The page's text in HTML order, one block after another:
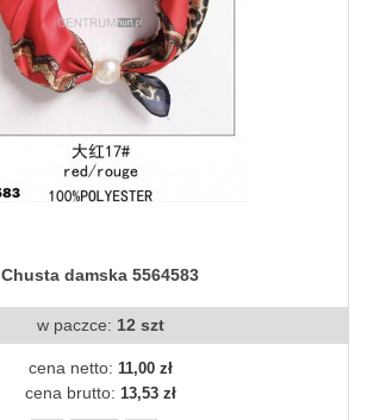
Chusta damska 5564583
w paczce: 12 szt
cena netto: 11,00 zł
cena brutto: 13,53 zł